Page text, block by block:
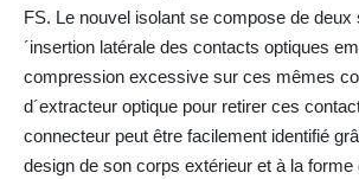
FS. Le nouvel isolant se compose de deux
´insertion latérale des contacts optiques
compression excessive sur ces mêmes
d´extracteur optique pour retirer ces
connecteur peut être facilement identifié
design de son corps extérieur et à la forme